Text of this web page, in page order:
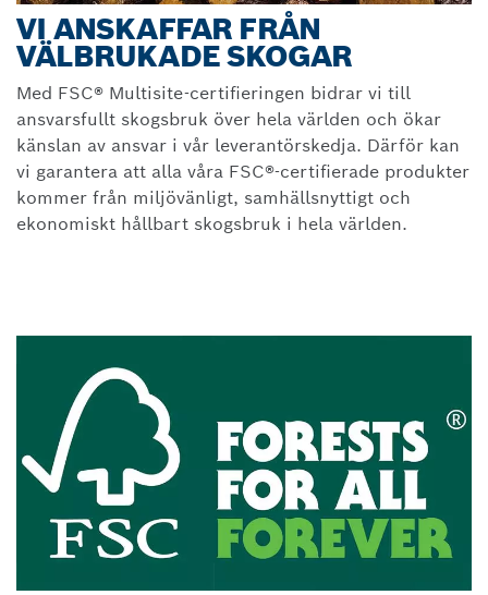
VI ANSKAFFAR FRÅN
VÄLBRUKADE SKOGAR
Med FSC® Multisite-certifieringen bidrar vi till
ansvarsfullt skogsbruk över hela världen och ökar
känslan av ansvar i vår leverantörskedja. Därför kan
vi garantera att alla våra FSC®-certifierade produkter
kommer från miljövänligt, samhällsnyttigt och
ekonomiskt hållbart skogsbruk i hela världen.